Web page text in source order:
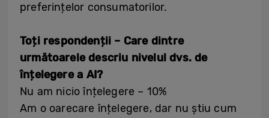
preferințelor consumatorilor.
Toți respondenții – Care dintre
următoarele descriu nivelul dvs. de
înțelegere a AI?
Nu am nicio înțelegere – 10%
Am o oarecare înțelegere, dar nu știu cum